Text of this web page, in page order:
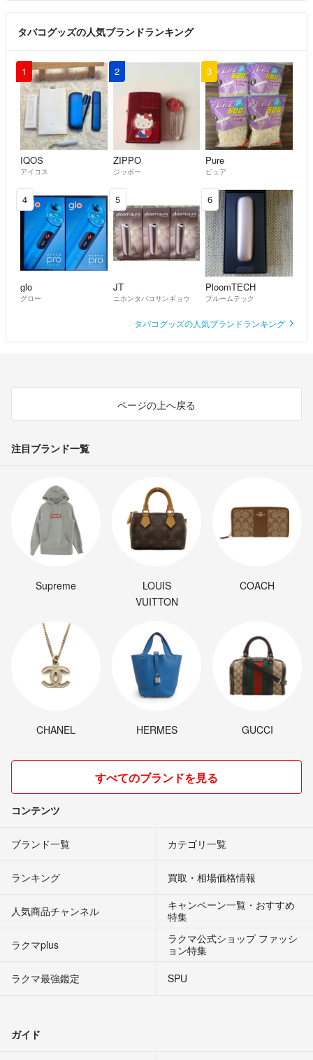
タバコグッズの人気ブランドランキング
1
IQOS
アイコス
2
ZIPPO
ジッポー
3
Pure
ピュア
4
glo
グロー
5
JT
ニホンタバコサンギョウ
6
PloomTECH
プルームテック
タバコグッズの人気ブランドランキング
ページの上へ戻る
注目ブランド一覧
Supreme
LOUIS
VUITTON
COACH
CHANEL HERMES GUCCI
すべてのブランドを見る
コンテンツ
ブランド一覧 カテゴリ一覧
ランキング 買取・相場価格情報
人気商品チャンネル
キャンペーン一覧・おすすめ
特集
ラクマplus
ラクマ公式ショップ ファッシ
ョン特集
ラクマ最強鑑定
SPU
ガイド